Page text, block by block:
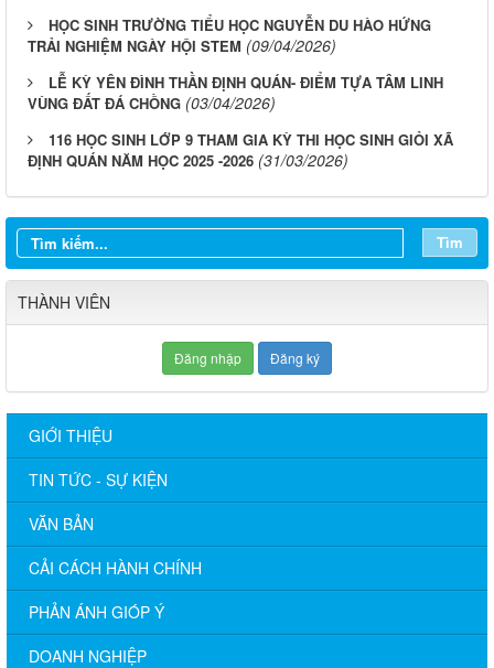
HỌC SINH TRƯỜNG TIỂU HỌC NGUYỄN DU HÀO HỨNG
TRẢI NGHIỆM NGÀY HỘI STEM (09/04/2026)
LỄ KỲ YÊN ĐÌNH THẦN ĐỊNH QUÁN- ĐIỂM TỰA TÂM LINH
VÙNG ĐẤT ĐÁ CHỒNG (03/04/2026)
116 HỌC SINH LỚP 9 THAM GIA KỲ THI HỌC SINH GIỎI XÃ
ĐỊNH QUÁN NĂM HỌC 2025 -2026 (31/03/2026)
Tìm
THÀNH VIÊN
Đăng nhập Đăng ký
GIỚI THIỆU
TIN TỨC - SỰ KIỆN
VĂN BẢN
CẢI CÁCH HÀNH CHÍNH
PHẢN ÁNH GIÓP Ý
DOANH NGHIỆP